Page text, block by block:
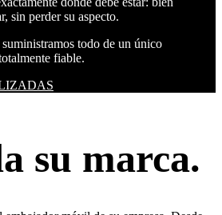
sin perder su aspecto.
todo de un único
fiable.
su marca.